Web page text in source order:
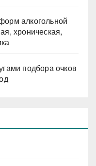
алкогольной
хроническая,
подбора очков